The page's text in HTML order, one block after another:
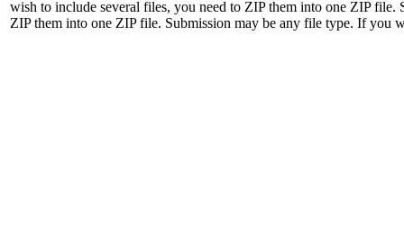
wish to include several files, you need to ZIP them into one ZIP file.
ZIP them into one ZIP file. Submission may be any file type. If you